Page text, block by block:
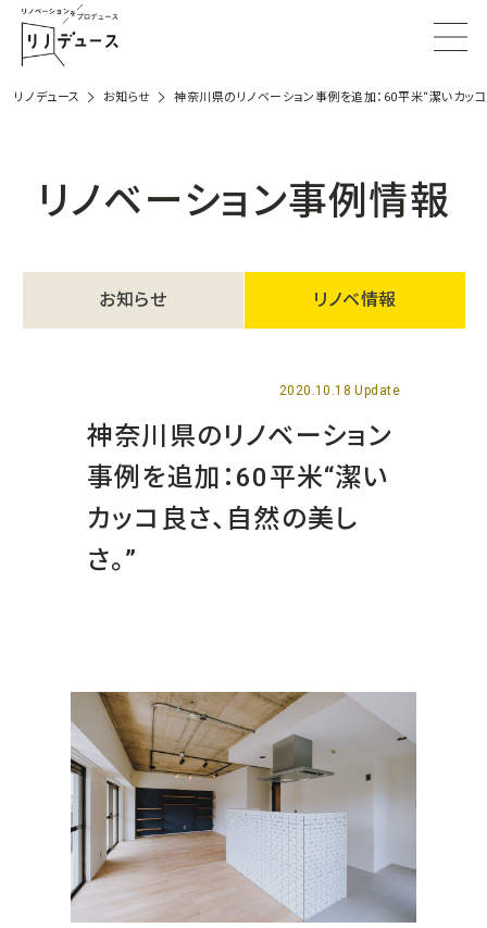
リノデュース お知らせ 神奈川県のリノベーション事例を追加：60平米“潔いカッコ
リノベーション事例情報
お知らせ リノベ情報
2020.10.18 Update
神奈川県のリノベーション
事例を追加：60平米“潔い
カッコ良さ、自然の美し
さ。”